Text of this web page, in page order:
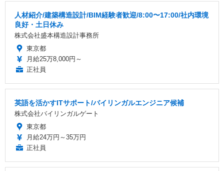
人材紹介/建築構造設計/BIM経験者歓迎/8:00〜17:00/社内環境
良好・土日休み
株式会社盛本構造設計事務所
東京都
月給25万8,000円～
正社員
英語を活かすITサポート/バイリンガルエンジニア候補
株式会社バイリンガルゲート
東京都
月給24万円～35万円
正社員